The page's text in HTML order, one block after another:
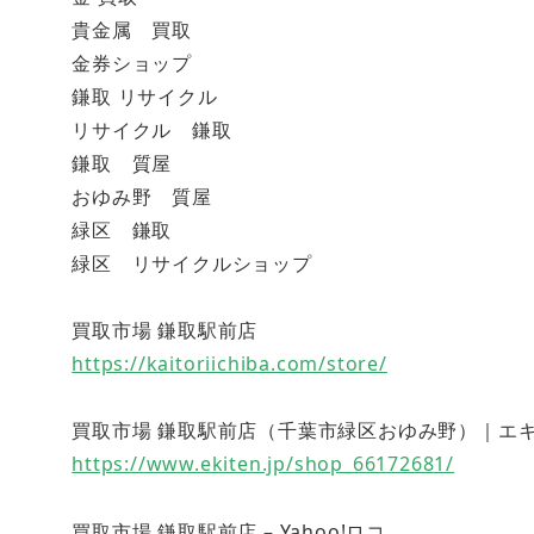
貴金属 買取
金券ショップ
鎌取 リサイクル
リサイクル 鎌取
鎌取 質屋
おゆみ野 質屋
緑区 鎌取
緑区 リサイクルショップ
買取市場 鎌取駅前店
https://kaitoriichiba.com/store/
買取市場 鎌取駅前店（千葉市緑区おゆみ野）｜
https://www.ekiten.jp/shop_66172681/